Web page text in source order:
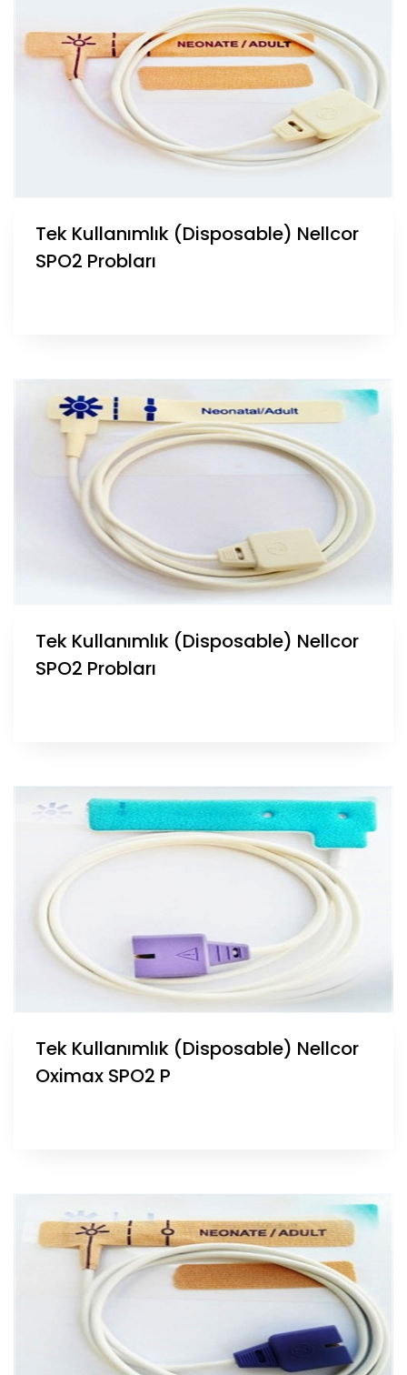
Tek Kullanımlık (Disposable) Nellcor
SPO2 Probları
Tek Kullanımlık (Disposable) Nellcor
SPO2 Probları
Tek Kullanımlık (Disposable) Nellcor
Oximax SPO2 P